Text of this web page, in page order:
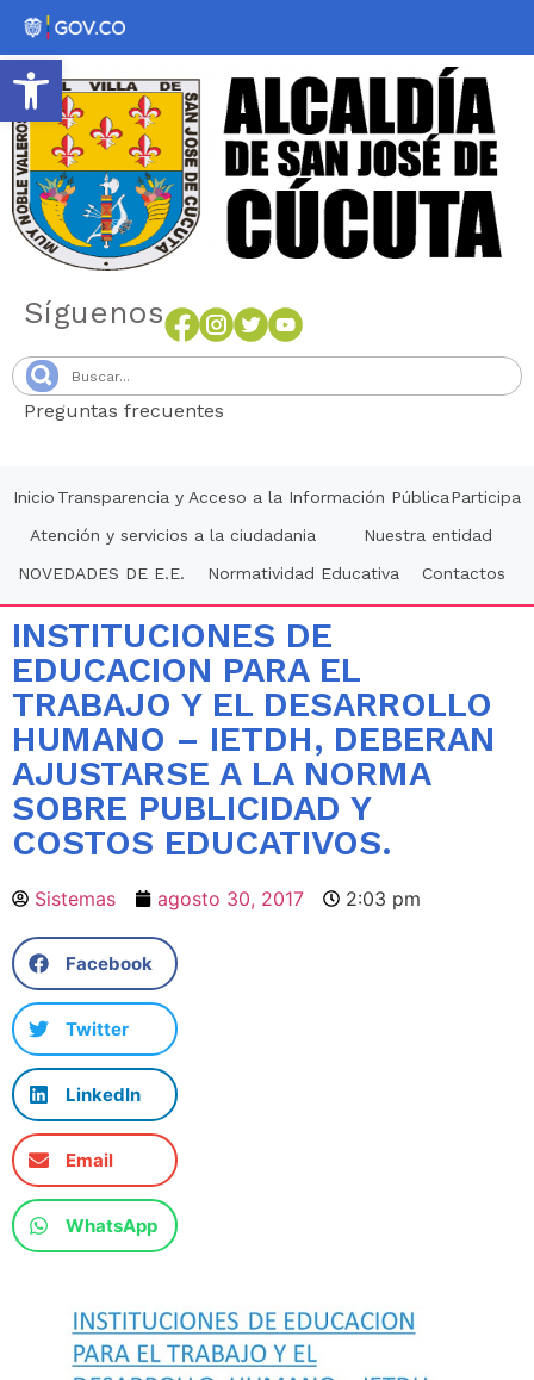
Abrir barra de herramientas
Síguenos
Preguntas frecuentes
Inicio Transparencia y Acceso a la Información PúblicaParticipa
Atención y servicios a la ciudadania
Nuestra entidad
NOVEDADES DE E.E.
Normatividad Educativa Contactos
INSTITUCIONES DE
EDUCACION PARA EL
TRABAJO Y EL DESARROLLO
HUMANO – IETDH, DEBERAN
AJUSTARSE A LA NORMA
SOBRE PUBLICIDAD Y
COSTOS EDUCATIVOS.
Sistemas agosto 30, 2017 2:03 pm
Facebook
Twitter
LinkedIn
Email
WhatsApp